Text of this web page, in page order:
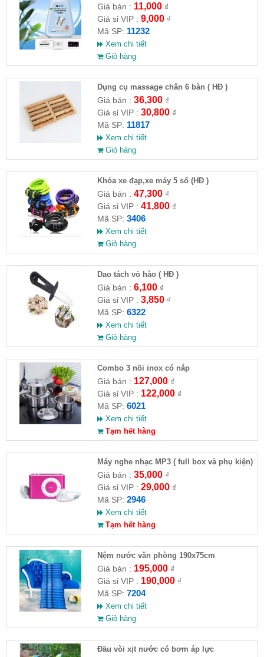
máy giặt CLEANING FLUID
Giá bán : 11,000₫
Giá sỉ VIP : 9,000₫
Mã SP: 11232
Xem chi tiết
Giỏ hàng
Dụng cụ massage chân 6 bàn ( HĐ )
Giá bán : 36,300₫
Giá sỉ VIP : 30,800₫
Mã SP: 11817
Xem chi tiết
Giỏ hàng
Khóa xe đạp,xe máy 5 số (HĐ )
Giá bán : 47,300₫
Giá sỉ VIP : 41,800₫
Mã SP: 3406
Xem chi tiết
Giỏ hàng
Dao tách vỏ hào ( HĐ )
Giá bán : 6,100₫
Giá sỉ VIP : 3,850₫
Mã SP: 6322
Xem chi tiết
Giỏ hàng
Combo 3 nồi inox có nắp
Giá bán : 127,000₫
Giá sỉ VIP : 122,000₫
Mã SP: 6021
Xem chi tiết
Tạm hết hàng
Máy nghe nhạc MP3 ( full box và phụ kiện)
Giá bán : 35,000₫
Giá sỉ VIP : 29,000₫
Mã SP: 2946
Xem chi tiết
Tạm hết hàng
Nệm nước văn phòng 190x75cm
Giá bán : 195,000₫
Giá sỉ VIP : 190,000₫
Mã SP: 7204
Xem chi tiết
Giỏ hàng
Đầu vòi xịt nước có bơm áp lực